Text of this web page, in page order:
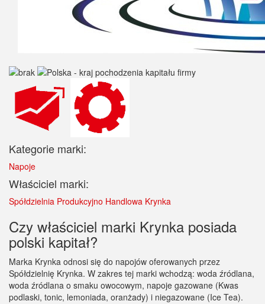
Kategorie marki:
Napoje
Właściciel marki:
Spółdzielnia Produkcyjno Handlowa Krynka
Czy właściciel marki Krynka posiada
polski kapitał?
Marka Krynka odnosi się do napojów oferowanych przez
Spółdzielnię Krynka. W zakres tej marki wchodzą: woda źródlana,
woda źródlana o smaku owocowym, napoje gazowane (Kwas
podlaski, tonic, lemoniada, oranżady) i niegazowane (Ice Tea).